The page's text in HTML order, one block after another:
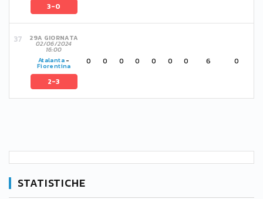
3-0
29A GIORNATA
02/06/2024
16:00
Atalanta-
Fiorentina
2-3
0 0 0 0 0 0 0 6 0
STATISTICHE